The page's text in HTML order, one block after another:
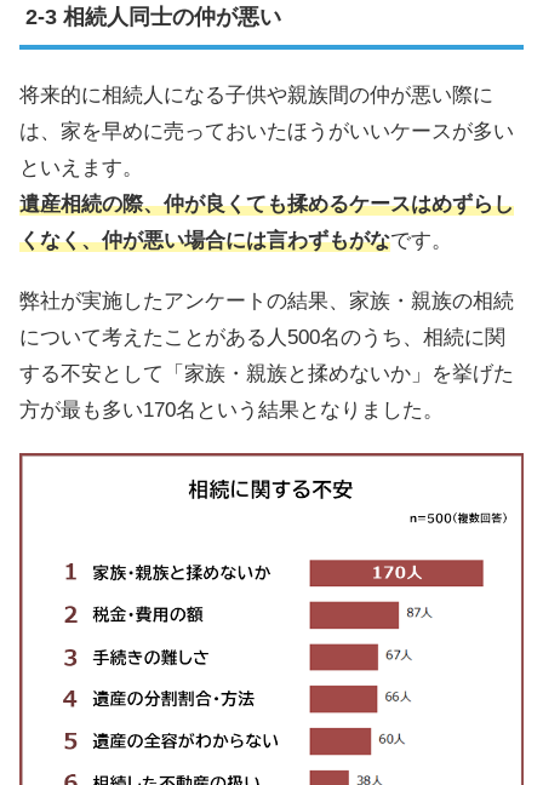
相続人同士の仲が悪い
将来的に相続人になる子供や親族間の仲が悪い際に
は、家を早めに売っておいたほうがいいケースが多い
といえます。
遺産相続の際、仲が良くても揉めるケースはめずらし
くなく、仲が悪い場合には言わずもがなです。
弊社が実施したアンケートの結果、家族・親族の相続
について考えたことがある人500名のうち、相続に関
する不安として「家族・親族と揉めないか」を挙げた
方が最も多い170名という結果となりました。